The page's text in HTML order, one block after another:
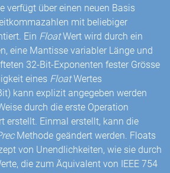
verfügt über einen neuen Basis
mit beliebiger
Ein FloatWert wird durch ein
eine Mantisse variabler Länge und
32-Bit-Exponenten fester Grösse
eines FloatWertes
kann explizit angegeben werden
durch die erste Operation
erstellt. Einmal erstellt, kann die
Methode geändert werden. Floats
von Unendlichkeiten, wie sie durch
die zum Äquivalent von IEEE 754